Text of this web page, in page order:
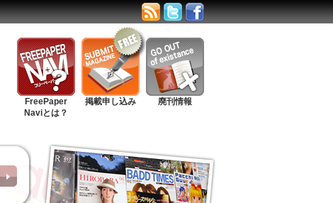
FreePaper
Naviとは？
掲載申し込み 廃刊情報